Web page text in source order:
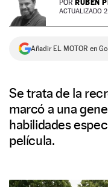
NEWSLETTER
SÍGUENOS
POR RUBÉN
ACTUALIZADO
Añadir EL MOTOR en
Se trata de la
marcó a una
habilidades
película.